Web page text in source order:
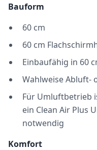
Bauform
60 cm
60 cm
Einbaufähig in 60
Wahlweise Abluft-
Für Umluftbetrieb
ein Clean Air Plus
notwendig
Komfort